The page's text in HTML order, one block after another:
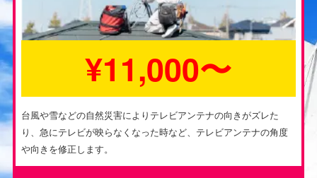
¥11,000〜
台風や雪などの自然災害によりテレビアンテナの向きがズレた
り、急にテレビが映らなくなった時など、テレビアンテナの角度
や向きを修正します。